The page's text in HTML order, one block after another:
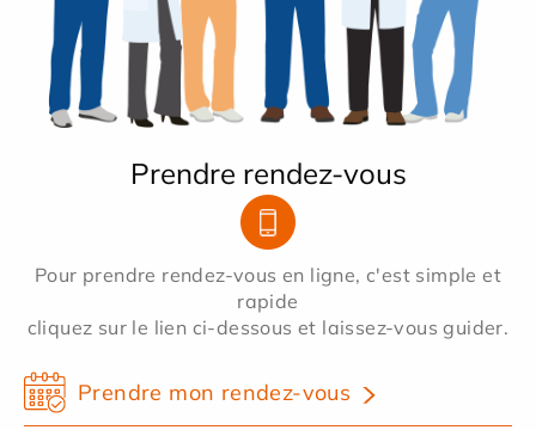
Prendre rendez-vous
Pour prendre rendez-vous en ligne, c'est simple et
rapide
cliquez sur le lien ci-dessous et laissez-vous guider.
Prendre mon rendez-vous